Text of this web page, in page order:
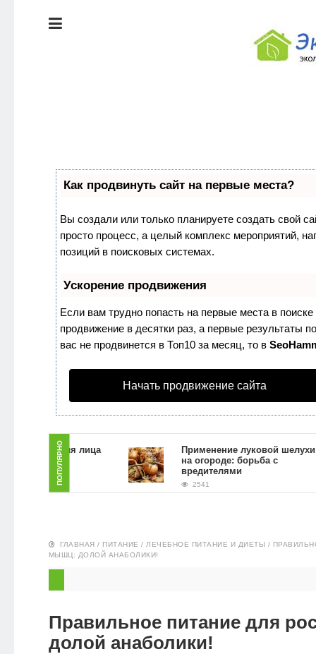
ЭКОЛОГИЯ
СТИЛЬ
ЖИЗНИ
ЭКОЛОГИЯ
КРАСОТА И
ЗДОРОВЬЕ
НОВОСТИ
Как продвинуть сайт на первые места?
Вы создали или только планируете создать свой
просто процесс, а целый комплекс мероприятий,
позиций в поисковых системах.
Ускорение продвижения
Если вам трудно попасть на первые места в
продвижение в десятки раз, а первые результаты
вас не продвинется в Топ10 за месяц, то в
Начать продвижение сайта
ПОПУЛЯРНО
скраб для лица
Применение луковой шелухи
на огороде: борьба с
вредителями
2541
ГЛАВНАЯ / ПИТАНИЕ / ЛЕЧЕБНОЕ ПИТАНИЕ И ДИЕТЫ /
МЫШЦ: ДОЛОЙ АНАБОЛИКИ!
Правильное питание для
долой анаболики!